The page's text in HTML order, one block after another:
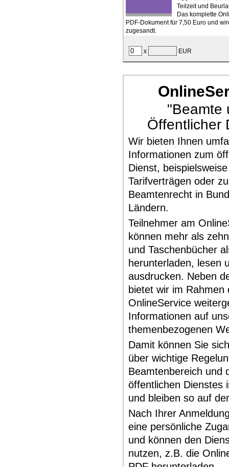
Teilzeit und
Das komplette
PDF-Dokument für 7,50 Euro und
zugesandt.
x EUR
"Beamte
Öffentlicher
Wir bieten Ihnen
Informationen zum
Dienst,
Tarifverträgen oder
Beamtenrecht in
Ländern.
Teilnehmer am
können mehr als
und Taschenbücher
herunterladen, lesen
ausdrucken. Neben
bietet wir im Rahmen
OnlineService
Informationen auf
themenbezogenen
Damit können Sie
über wichtige
Beamtenbereich und
öffentlichen Dienstes
und bleiben so auf
Nach Ihrer
eine persönliche
und können den
nutzen, z.B. die